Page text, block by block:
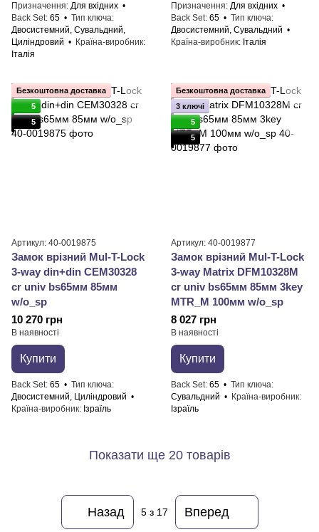
Призначення Для вхідних
Back Set 65
Тип ключа
Двосистемний, Сувальдний,
Циліндровий
Країна-виробник
Італія
Призначення Для вхідних
Back Set 65
Тип ключа
Двосистемний, Сувальдний
Країна-виробник
Італія
Безкоштовна доставка
5
5
Артикул: 40-0019875
Замок врізний Mul-T-Lock
3-way din+din CEM30328
cr univ bs65мм 85мм
w/o_sp
10 270 грн
В наявності
Купити
Back Set 65
Тип ключа
Двосистемний, Циліндровий
Країна-виробник
Ізраїль
Безкоштовна доставка
3 ключі
5
5
Артикул: 40-0019877
Замок врізний Mul-T-Lock
3-way Matrix DFM10328M
cr univ bs65мм 85мм 3key
MTR_M 100мм w/o_sp
8 027 грн
В наявності
Купити
Back Set 65
Тип ключа
Сувальдний
Країна-виробник
Ізраїль
Показати ще 20 товарів
Назад 5з 17 Вперед